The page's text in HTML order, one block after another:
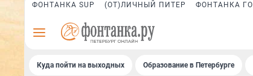
ФОНТАНКА SUP (ОТ)ЛИЧНЫЙ ПИТЕР ФОНТАНКА ГО
Куда пойти на выходных Образование в Петербурге